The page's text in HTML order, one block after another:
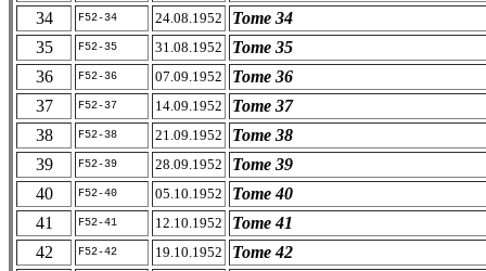
34
F52-34 24.08.1952
Tome 34
35
F52-35 31.08.1952
Tome 35
36
F52-36 07.09.1952
Tome 36
37
F52-37 14.09.1952
Tome 37
38
F52-38 21.09.1952
Tome 38
39
F52-39 28.09.1952
Tome 39
40
F52-40 05.10.1952
Tome 40
41
F52-41 12.10.1952
Tome 41
42
F52-42 19.10.1952
Tome 42